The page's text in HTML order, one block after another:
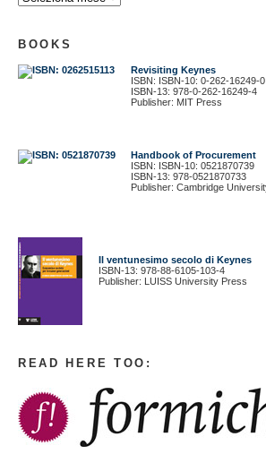
BOOKS
Revisiting Keynes
ISBN: ISBN-10: 0-262-16249-0
ISBN-13: 978-0-262-16249-4
Publisher: MIT Press
Handbook of Procurement
ISBN: ISBN-10: 0521870739
ISBN-13: 978-0521870733
Publisher: Cambridge
Il ventunesimo secolo di Keynes
ISBN-13: 978-88-6105-103-4
Publisher: LUISS University Press
READ HERE TOO: